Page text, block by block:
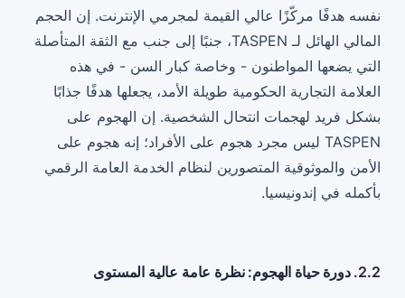
نفسه هدفًا مركّزًا عالي القيمة لمجرمي الإنترنت. إن الحجم
المالي الهائل لـ TASPEN، جنبًا إلى جنب مع الثقة المتأصلة
التي يضعها المواطنون - وخاصة كبار السن - في هذه
العلامة التجارية الحكومية طويلة الأمد، يجعلها هدفًا جذابًا
بشكل فريد لهجمات انتحال الشخصية. إن الهجوم على
TASPEN ليس مجرد هجوم على الأفراد؛ إنه هجوم على
الأمن والموثوقية المتصورين لنظام الخدمة العامة الرقمي
بأكمله في إندونيسيا.
2.2. دورة حياة الهجوم: نظرة عامة عالية المستوى